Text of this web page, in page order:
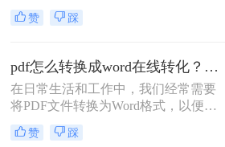
重用其中的内容，这时就需要将PDF
转换为Word格式。然而，转换后的
题，导致我们需要花费大量时间来重
新编辑和调整。那么pdf转word如何保
留格式呢？在本文中，将向大家介绍
实现保留PDF转Word的格式。
赞 踩
pdf怎么转换成word在线转化？这个转换方法了解一下！
在日常生活和工作中，我们经常需要
将PDF文件转换为Word格式，以便更
好地编辑、修改和使用其中的内容。
然而，许多人在进行PDF转Word操作
赞 踩